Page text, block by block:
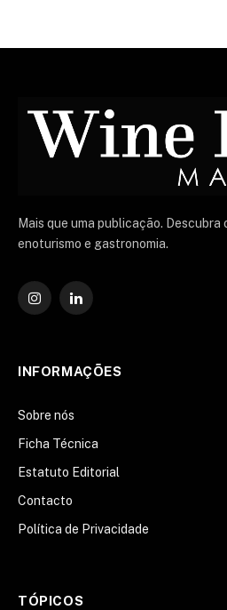
Mais que uma publicação. Descubra
enoturismo e gastronomia.
Instagram
O
INFORMAÇÕES
Sobre nós
Ficha Técnica
Estatuto Editorial
Contacto
Política de Privacidade
TÓPICOS